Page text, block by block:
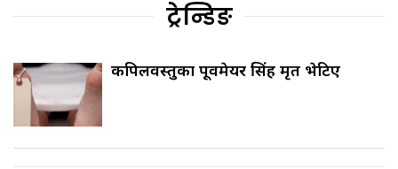
ट्रेन्डिङ
कपिलवस्तुका पूर्वमेयर सिंह मृत भेटिए